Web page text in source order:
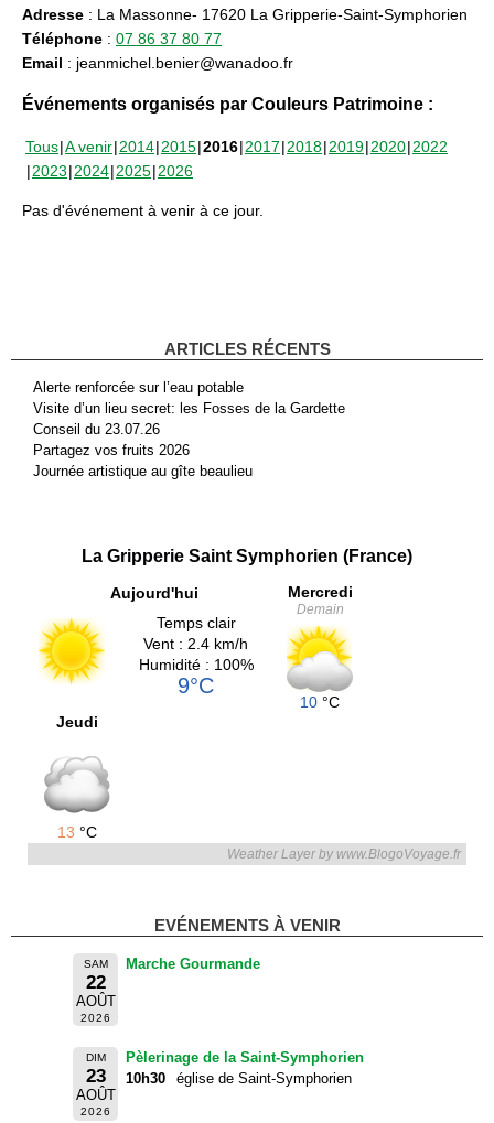
Adresse : La Massonne- 17620 La Gripperie-Saint-Symphorien
Téléphone : 07 86 37 80 77
Email : jeanmichel.benier@wanadoo.fr
Événements organisés par Couleurs Patrimoine :
Tous A venir 2014 2015 2016 2017 2018 2019 2020 2022
2023 2024 2025 2026
Pas d'événement à venir à ce jour.
ARTICLES RÉCENTS
Alerte renforcée sur l’eau potable
Visite d’un lieu secret: les Fosses de la Gardette
Conseil du 23.07.26
Partagez vos fruits 2026
Journée artistique au gîte beaulieu
La Gripperie Saint Symphorien (France)
Aujourd'hui
Temps clair
Vent : 2.4 km/h
Humidité : 100%
9°C
Mercredi
Demain
10 °C
Jeudi
13 °C
Weather Layer by www.BlogoVoyage.fr
EVÉNEMENTS À VENIR
SAM
22
AOÛT
2026
Marche Gourmande
DIM
23
AOÛT
2026
Pèlerinage de la Saint-Symphorien
10h30
église de Saint-Symphorien